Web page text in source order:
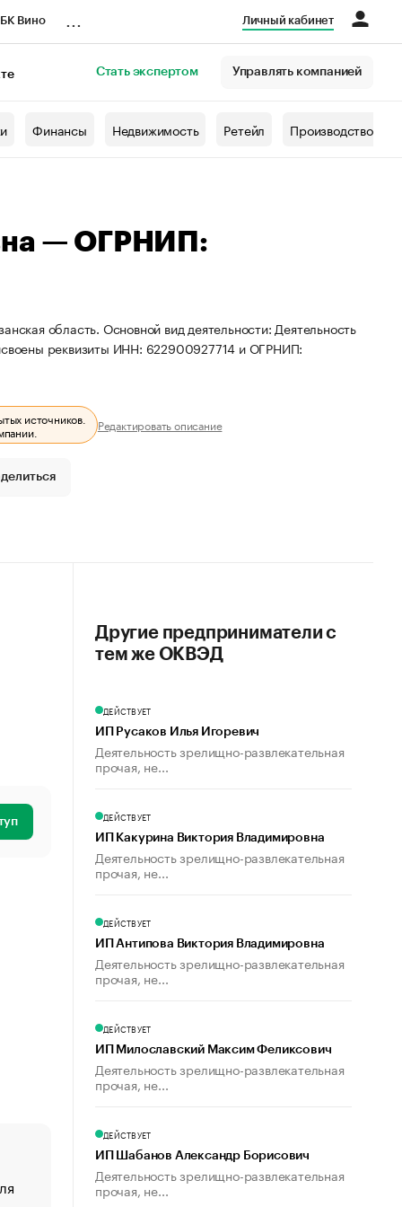
Вино Личный кабинет
Стать экспертом Управлять компанией
Финансы Недвижимость Ретейл Производство
— ОГРНИП:
область. Основной вид деятельности: Деятельность
реквизиты ИНН: 622900927714 и ОГРНИП:
источников.
Редактировать описание
«От спорта тело стареет иначе». Как живет глава
Другие предприниматели с
тем же ОКВЭД
ДЕЙСТВУЕТ
ИП Русаков Илья Игоревич
Деятельность зрелищно-развлекательная
прочая, не...
ДЕЙСТВУЕТ
ИП Какурина Виктория Владимировна
Деятельность зрелищно-развлекательная
прочая, не...
ДЕЙСТВУЕТ
ИП Антипова Виктория Владимировна
Деятельность зрелищно-развлекательная
прочая, не...
ДЕЙСТВУЕТ
ИП Милославский Максим Феликсович
Деятельность зрелищно-развлекательная
прочая, не...
ДЕЙСТВУЕТ
ИП Шабанов Александр Борисович
Деятельность зрелищно-развлекательная
прочая, не...